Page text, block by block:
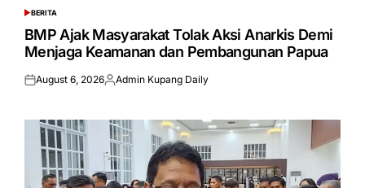
POSTED
IN
BERITA
BMP Ajak Masyarakat Tolak Aksi Anarkis Demi
Menjaga Keamanan dan Pembangunan Papua
Posted
August 6, 2026Posted
Admin Kupang Daily